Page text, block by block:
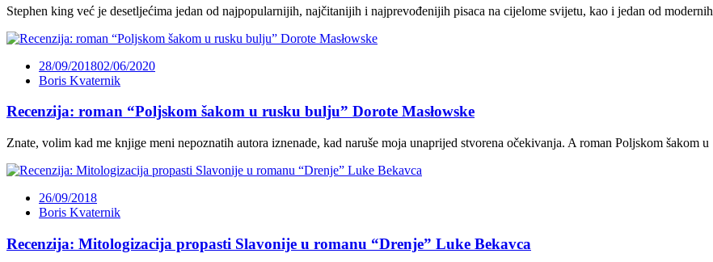
Stephen king već je desetljećima jedan od najpopularnijih, najčitanijih i najprevođenijih pisaca na cijelome svijetu, kao i jedan od modernih
28/09/201802/06/2020
Boris Kvaternik
Recenzija: roman “Poljskom šakom u rusku bulju” Dorote Masłowske
Znate, volim kad me knjige meni nepoznatih autora iznenade, kad naruše moja unaprijed stvorena očekivanja. A roman Poljskom šakom u
26/09/2018
Boris Kvaternik
Recenzija: Mitologizacija propasti Slavonije u romanu “Drenje” Luke Bekavca